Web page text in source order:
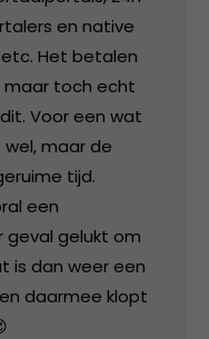
en native
Het betalen
maar toch echt
Voor een wat
maar de
tijd.
een
geval gelukt om
is dan weer een
daarmee klopt